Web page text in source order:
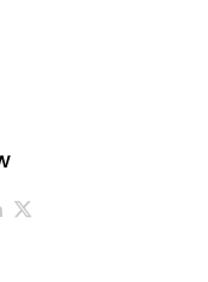
Opens new